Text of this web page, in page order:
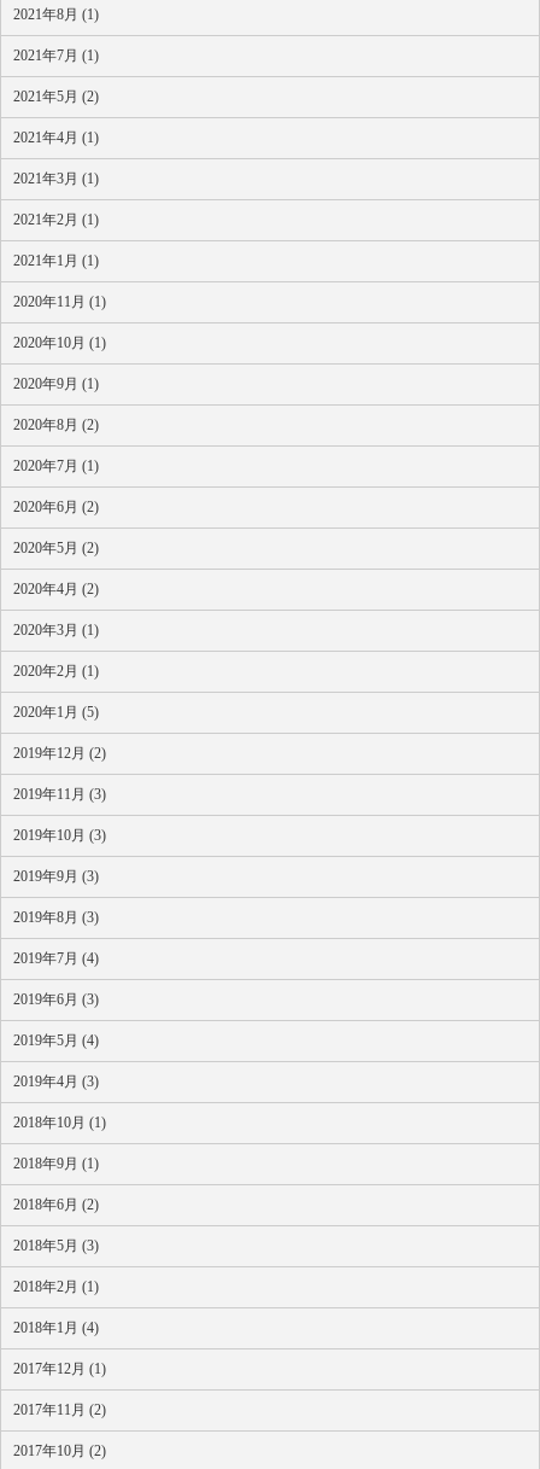
2021年8月 (1)
2021年7月 (1)
2021年5月 (2)
2021年4月 (1)
2021年3月 (1)
2021年2月 (1)
2021年1月 (1)
2020年11月 (1)
2020年10月 (1)
2020年9月 (1)
2020年8月 (2)
2020年7月 (1)
2020年6月 (2)
2020年5月 (2)
2020年4月 (2)
2020年3月 (1)
2020年2月 (1)
2020年1月 (5)
2019年12月 (2)
2019年11月 (3)
2019年10月 (3)
2019年9月 (3)
2019年8月 (3)
2019年7月 (4)
2019年6月 (3)
2019年5月 (4)
2019年4月 (3)
2018年10月 (1)
2018年9月 (1)
2018年6月 (2)
2018年5月 (3)
2018年2月 (1)
2018年1月 (4)
2017年12月 (1)
2017年11月 (2)
2017年10月 (2)